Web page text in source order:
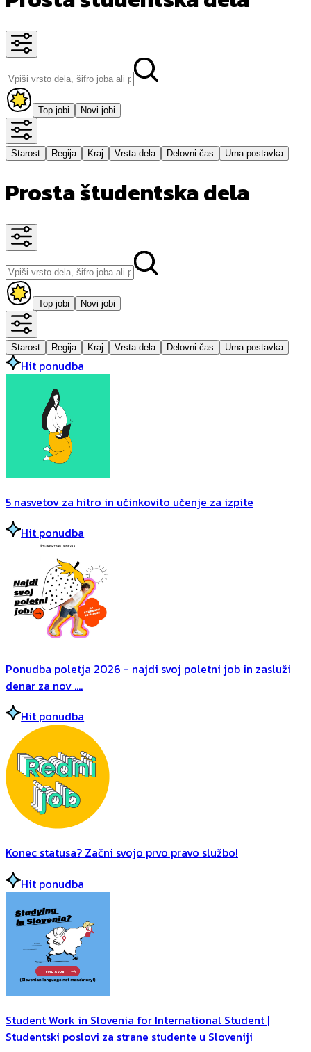
Top jobi Novi jobi
Starost Regija Kraj Vrsta dela Delovni čas Urna postavka
Prosta študentska dela
Top jobi Novi jobi
Starost Regija Kraj Vrsta dela Delovni čas Urna postavka
Hit ponudba
5 nasvetov za hitro in učinkovito učenje za izpite
Hit ponudba
Ponudba poletja 2026 - najdi svoj poletni job in zasluži
denar za nov ....
Hit ponudba
Konec statusa? Začni svojo prvo pravo službo!
Hit ponudba
Student Work in Slovenia for International Student |
Studentski poslovi za strane studente u Sloveniji